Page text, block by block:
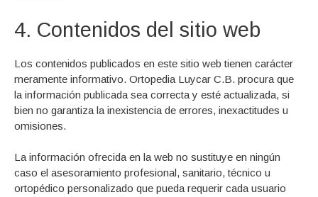
4. Contenidos del sitio web
Los contenidos publicados en este sitio web tienen carácter
meramente informativo. Ortopedia Luycar C.B. procura que
la información publicada sea correcta y esté actualizada, si
bien no garantiza la inexistencia de errores, inexactitudes u
omisiones.
La información ofrecida en la web no sustituye en ningún
caso el asesoramiento profesional, sanitario, técnico u
ortopédico personalizado que pueda requerir cada usuario